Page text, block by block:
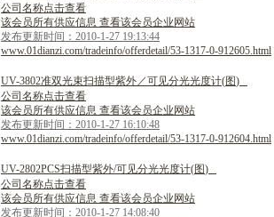
公司名称点击查看
该会员所有供应信息 查看该会员企业网站
发布更新时间：2010-1-27 19:13:44
www.01dianzi.com/tradeinfo/offerdetail/53-1317-0-912605.html
UV-3802准双光束扫描型紫外／可见分光光度计(图)
公司名称点击查看
该会员所有供应信息 查看该会员企业网站
发布更新时间：2010-1-27 16:10:48
www.01dianzi.com/tradeinfo/offerdetail/53-1317-0-912604.html
UV-2802PCS扫描型紫外/可见分光光度计(图)
公司名称点击查看
该会员所有供应信息 查看该会员企业网站
发布更新时间：2010-1-27 14:08:40